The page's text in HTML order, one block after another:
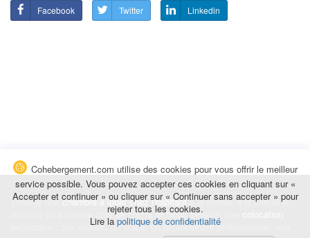
Facebook Twitter Linkedin
Trouvez unechambre à louer chez l'habitantà la nuitée, à la semaine,
au mois ou à l'année pour de courts et longs séjours, une
temporaire : des études, un stage, un déplacement professionnel, une
Cohebergement.com utilise des cookies pour vous offrir le meilleur
service possible. Vous pouvez accepter ces cookies en cliquant sur «
Accepter et continuer » ou cliquer sur « Continuer sans accepter » pour
rejeter tous les cookies.
Lire la politique de confidentialité